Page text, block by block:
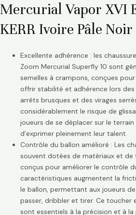
Mercurial Vapor XVI
KERR Ivoire Pâle Noir
Excellente adhérence : les
Zoom Mercurial Superfly 10 sont
semelles à crampons, conçues
offrir stabilité et adhérence lors
arrêts brusques et des virages
considérablement le risque de
joueurs de se déplacer sur le
d’exprimer pleinement leur talent.
Contrôle du ballon amélioré : Les
souvent dotées de matériaux et de
conçus pour améliorer le contrôle
caractéristiques augmentent la
le ballon, permettant aux joueurs
passer, dribbler et tirer. Ce toucher
sont essentiels à la précision et à